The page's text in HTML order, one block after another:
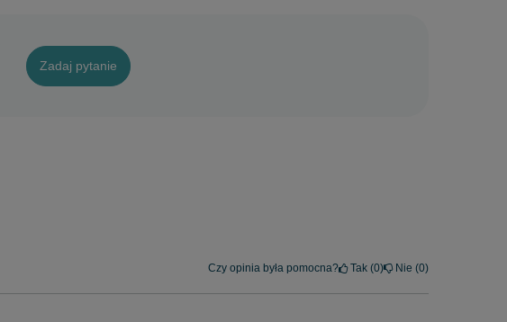
Zadaj pytanie
Czy opinia była pomocna? Tak 0 Nie 0